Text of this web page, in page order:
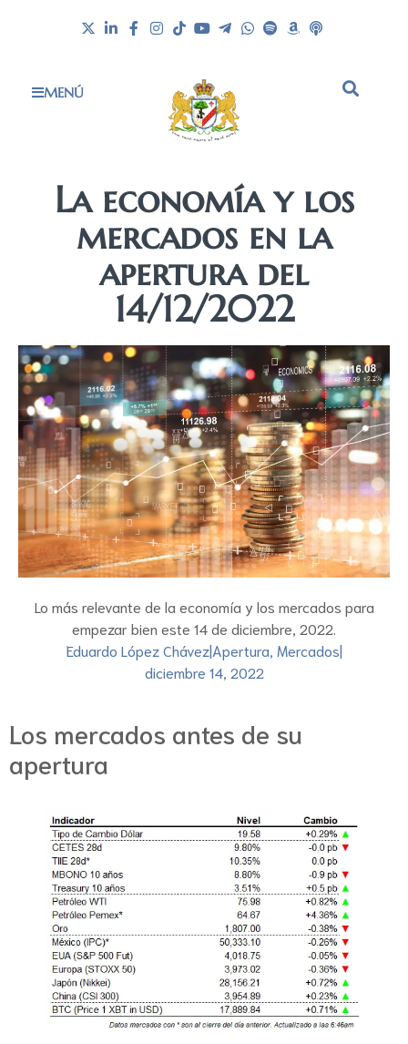
MENÚ
La economía y los
mercados en la
apertura del
14/12/2022
Lo más relevante de la economía y los mercados para
empezar bien este 14 de diciembre, 2022.
Eduardo López Chávez|Apertura, Mercados|
diciembre 14, 2022
Los mercados antes de su
apertura